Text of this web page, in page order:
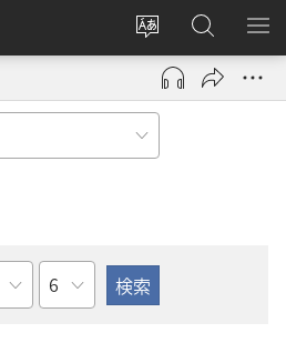
サ
イ
ト
の
言
え
る
ロ
グ
ン
し
で
開
JW.ORG
の
検
メ
を
章